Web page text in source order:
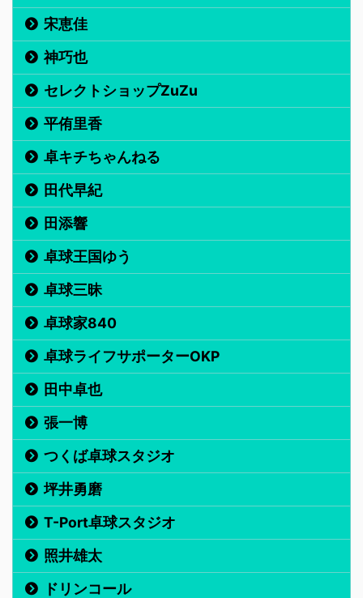
宋恵佳
神巧也
セレクトショップZuZu
平侑里香
卓キチちゃんねる
田代早紀
田添響
卓球王国ゆう
卓球三昧
卓球家840
卓球ライフサポーターOKP
田中卓也
張一博
つくば卓球スタジオ
坪井勇磨
T-Port卓球スタジオ
照井雄太
ドリンコール